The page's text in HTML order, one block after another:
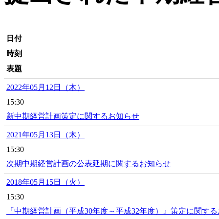
日付
時刻
表題
2022年05月12日（木）
15:30
新中期経営計画策定に関するお知らせ
2021年05月13日（木）
15:30
次期中期経営計画の公表延期に関するお知らせ
2018年05月15日（火）
15:30
『中期経営計画（平成30年度～平成32年度）』策定に関す